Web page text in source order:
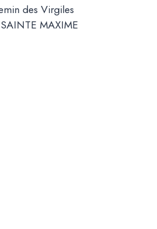
des Virgiles
MAXIME